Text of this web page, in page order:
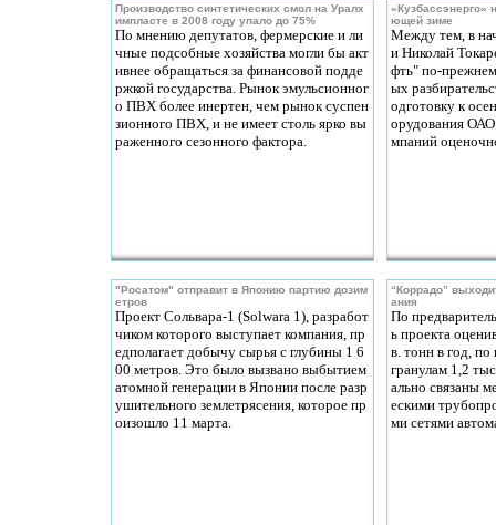
Производство синтетических смол на Уралх
импласте в 2008 году упало до 75%
По мнению депутатов, фермерские и ли
чные подсобные хозяйства могли бы акт
ивнее обращаться за финансовой подде
ржкой государства. Рынок эмульсионног
о ПВХ более инертен, чем рынок суспен
зионного ПВХ, и не имеет столь ярко вы
раженного сезонного фактора.
«Кузбассэнерго»
ющей зиме
Между тем, в
и Николай
фть" по-
ых
одготовку к
орудования
мпаний
"Росатом" отправит в Японию партию дозим
етров
Проект Сольвара-1 (Solwara 1), разработ
чиком которого выступает компания, пр
едполагает добычу сырья с глубины 1 6
00 метров. Это было вызвано выбытием
атомной генерации в Японии после разр
ушительного землетрясения, которое пр
оизошло 11 марта.
“Коррадо”
ания
По
ь проекта
в. тонн в год,
гранулам 1,2
ально связаны
ескими
ми сетями